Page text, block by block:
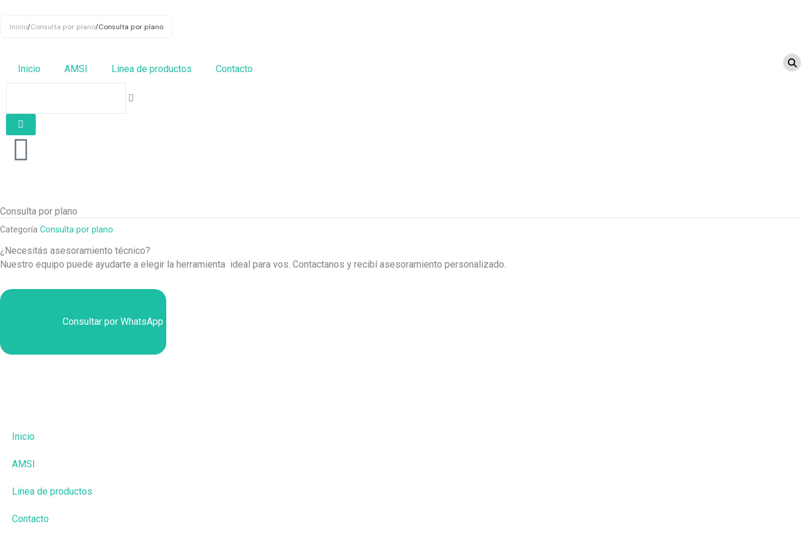
Inicio AMSI Linea de productos
Contacto
Inicio/Consulta por plano/Consulta por plano
Consulta por plano
Categoría Consulta por plano
¿Necesitás asesoramiento técnico?
Nuestro equipo puede ayudarte a elegir la herramienta ideal para vos. Contactanos y recibí asesoramiento personalizado.
Consultar por WhatsApp
Inicio
AMSI
Linea de productos
Contacto